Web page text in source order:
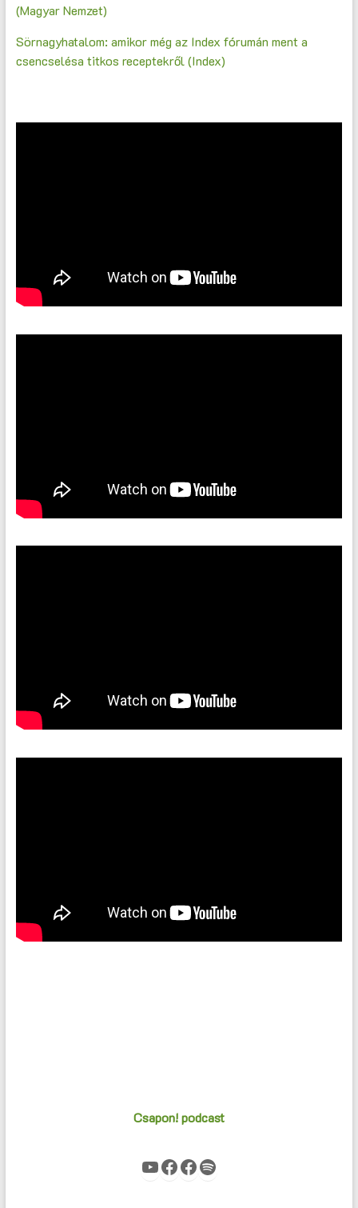
(Magyar Nemzet)
Sörnagyhatalom: amikor még az Index fórumán ment a
csencselésa titkos receptekről (Index)
Csapon! podcast
YouTube
Facebook
Facebook
Spotify